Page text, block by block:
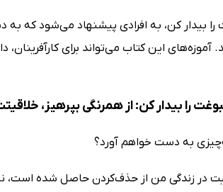
بیدار کن، به افرادی پیشنهاد می‌شود که
این کتاب می‌تواند برای
را بیدار کن: از همرنگی بپرهیز،
به دست خواهم آورد؟
در زندگی من از حذف‌کردن حاصل شده است، نه